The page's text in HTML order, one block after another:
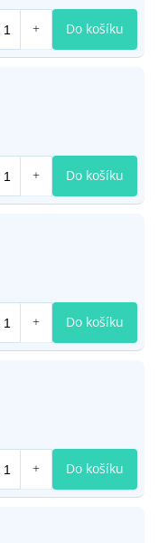
Do košíku
Do košíku
Do košíku
Do košíku